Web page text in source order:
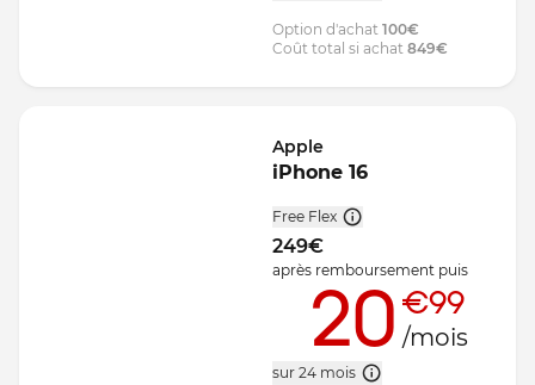
Option d'achat 100€
Coût total si achat 849€
Apple
iPhone 16
Free Flex
249€
après remboursement puis
20 €99
/mois
sur 24 mois